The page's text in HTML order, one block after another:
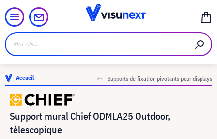
Accueil Supports de fixation pivotants pour displays
Support mural Chief ODMLA25 Outdoor,
télescopique